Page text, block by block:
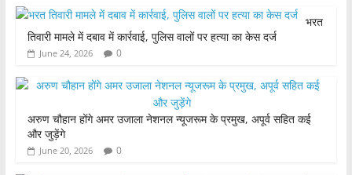
भरत
तिवारी मामले में दबाव में कार्रवाई, पुलिस वालों पर हत्या का केस दर्ज
June 24, 2026 0
अरुण चौहान होंगे अमर उजाला नेशनल न्यूजरूम के प्रमुख, अपूर्व सहित कई
और जुड़ेंगे
June 20, 2026 0